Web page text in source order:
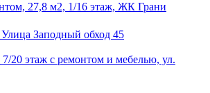
27,8 м2, 1/16 этаж, ЖК Грани
Заподный обход 45
20 этаж с ремонтом и мебелью, ул.